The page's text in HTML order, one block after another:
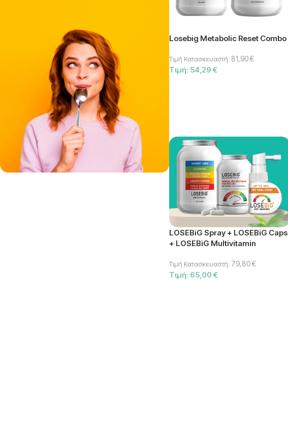
Losebig Metabolic Reset Combo
Τιμή Κατασκευαστή: 81,90€
Τιμή: 54,29 €
LOSEBiG Spray + LOSEBiG Caps
+ LOSEBiG Multivitamin
Τιμή Κατασκευαστή: 79,80€
Τιμή: 65,00 €